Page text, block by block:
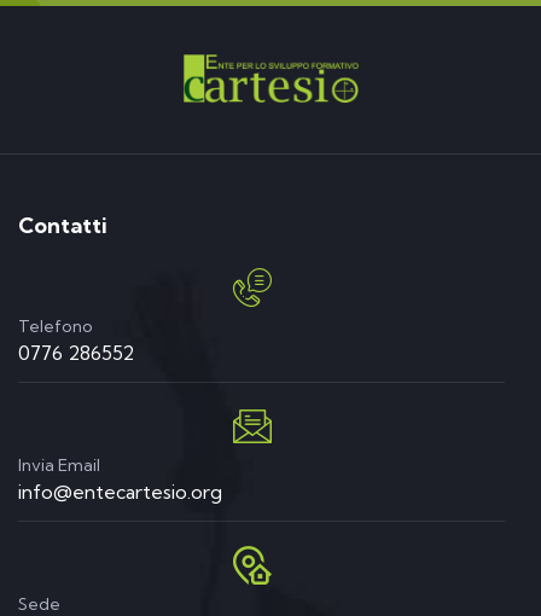
Contatti
Telefono
0776 286552
Invia Email
info@entecartesio.org
Sede